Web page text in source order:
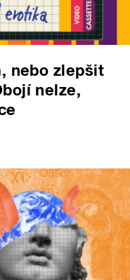
nebo zlepšit
nelze,